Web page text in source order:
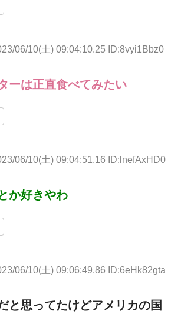
06/10(土) 09:04:10.25 ID:8vyi1Bbz0
ーは正直食べてみたい
06/10(土) 09:04:51.16 ID:lnefAxHD0
か好きやわ
06/10(土) 09:06:49.86 ID:6eHk82gta
と思ってたけどアメリカの国